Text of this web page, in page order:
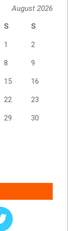
August 2026
S S
1 2
8 9
15 16
22 23
29 30